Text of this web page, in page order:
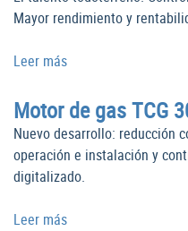
Mayor rendimiento y
Leer más
Motor de gas TCG
Nuevo desarrollo: reducción
operación e instalación y
digitalizado.
Leer más